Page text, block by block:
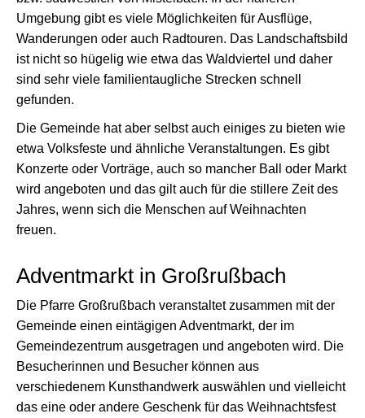
Umgebung gibt es viele Möglichkeiten für Ausflüge,
Wanderungen oder auch Radtouren. Das Landschaftsbild
ist nicht so hügelig wie etwa das Waldviertel und daher
sind sehr viele familientaugliche Strecken schnell
gefunden.
Die Gemeinde hat aber selbst auch einiges zu bieten wie
etwa Volksfeste und ähnliche Veranstaltungen. Es gibt
Konzerte oder Vorträge, auch so mancher Ball oder Markt
wird angeboten und das gilt auch für die stillere Zeit des
Jahres, wenn sich die Menschen auf Weihnachten
freuen.
Adventmarkt in Großrußbach
Die Pfarre Großrußbach veranstaltet zusammen mit der
Gemeinde einen eintägigen Adventmarkt, der im
Gemeindezentrum ausgetragen und angeboten wird. Die
Besucherinnen und Besucher können aus
verschiedenem Kunsthandwerk auswählen und vielleicht
das eine oder andere Geschenk für das Weihnachtsfest